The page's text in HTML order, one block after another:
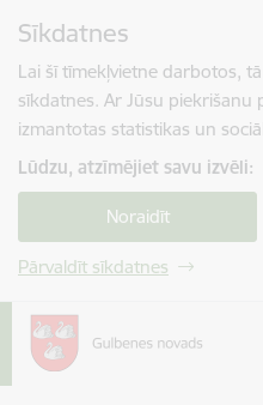
Sīkdatnes
Lai šī tīmekļvietne darbotos,
sīkdatnes. Ar Jūsu piekrišanu
izmantotas statistikas un
Lūdzu, atzīmējiet savu izvēli:
Noraidīt
Pārvaldīt sīkdatnes